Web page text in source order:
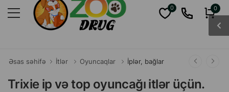
0 0
Əsas səhifə İtlər Oyuncaqlar İplər, bağlar
Trixie ip və top oyuncağı itlər üçün.